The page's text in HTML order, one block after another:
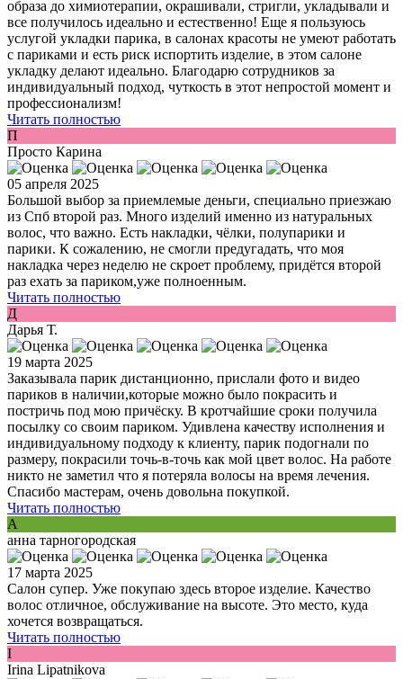
образа до химиотерапии, окрашивали, стригли, укладывали и
все получилось идеально и естественно! Еще я пользуюсь
услугой укладки парика, в салонах красоты не умеют работать
с париками и есть риск испортить изделие, в этом салоне
укладку делают идеально. Благодарю сотрудников за
индивидуальный подход, чуткость в этот непростой момент и
профессионализм!
Читать полностью
П
Просто Карина
05 апреля 2025
Большой выбор за приемлемые деньги, специально приезжаю
из Спб второй раз. Много изделий именно из натуральных
волос, что важно. Есть накладки, чёлки, полупарики и
парики. К сожалению, не смогли предугадать, что моя
накладка через неделю не скроет проблему, придётся второй
раз ехать за париком,уже полноенным.
Читать полностью
Д
Дарья Т.
19 марта 2025
Заказывала парик дистанционно, прислали фото и видео
париков в наличии,которые можно было покрасить и
постричь под мою причёску. В кротчайшие сроки получила
посылку со своим париком. Удивлена качеству исполнения и
индивидуальному подходу к клиенту, парик подогнали по
размеру, покрасили точь-в-точь как мой цвет волос. На работе
никто не заметил что я потеряла волосы на время лечения.
Спасибо мастерам, очень довольна покупкой.
Читать полностью
А
анна тарногородская
17 марта 2025
Салон супер. Уже покупаю здесь второе изделие. Качество
волос отличное, обслуживание на высоте. Это место, куда
хочется возвращаться.
Читать полностью
I
Irina Lipatnikova